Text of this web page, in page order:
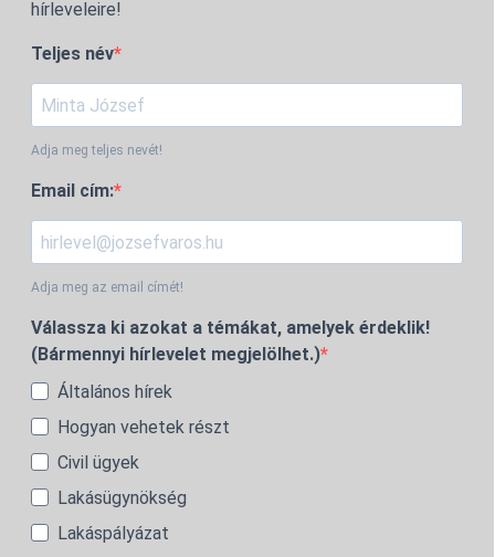
hírleveleire!
Teljes név
Adja meg teljes nevét!
Email cím:
Adja meg az email címét!
Válassza ki azokat a témákat, amelyek érdeklik!
(Bármennyi hírlevelet megjelölhet.)
Általános hírek
Hogyan vehetek részt
Civil ügyek
Lakásügynökség
Lakáspályázat